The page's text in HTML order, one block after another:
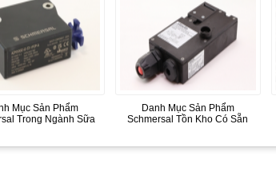
Mục Sản Phẩm
Trong Ngành Sữa
Danh Mục Sản Phẩm
Schmersal Tồn Kho Có Sẵn